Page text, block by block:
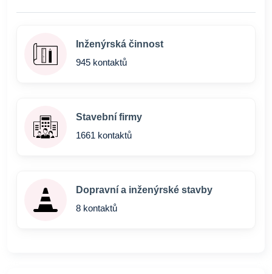
Inženýrská činnost
945 kontaktů
Stavební firmy
1661 kontaktů
Dopravní a inženýrské stavby
8 kontaktů